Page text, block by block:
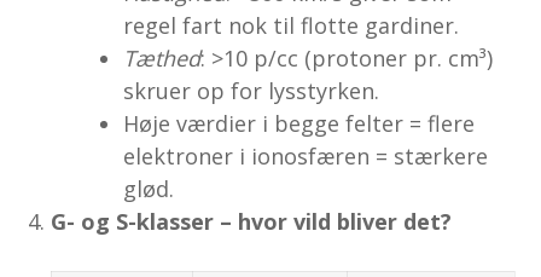
regel fart nok til flotte gardiner.
Tæthed: >10 p/cc (protoner pr. cm³)
skruer op for lysstyrken.
Høje værdier i begge felter = flere
elektroner i ionosfæren = stærkere
glød.
G- og S-klasser – hvor vild bliver det?